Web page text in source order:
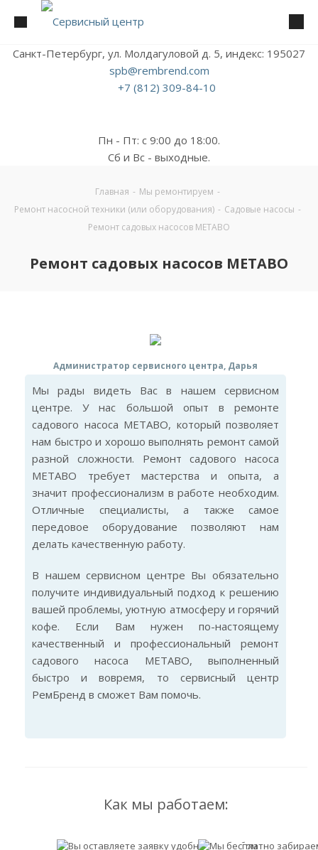
Санкт-Петербург, ул. Молдагуловой д. 5, индекс: 195027
spb@rembrend.com
+7 (812) 309-84-10
Пн - Пт: с 9:00 до 18:00.
Сб и Вс - выходные.
Главная - Мы ремонтируем -
Ремонт насосной техники (или оборудования) - Садовые насосы -
Ремонт садовых насосов METABO
Ремонт садовых насосов METABO
Администратор сервисного центра, Дарья
Мы рады видеть Вас в нашем сервисном
центре. У нас большой опыт в ремонте
садового насоса METABO, который позволяет
нам быстро и хорошо выполнять ремонт самой
разной сложности. Ремонт садового насоса
METABO требует мастерства и опыта, а
значит профессионализм в работе необходим.
Отличные специалисты, а также самое
передовое оборудование позволяют нам
делать качественную работу.
В нашем сервисном центре Вы обязательно
получите индивидуальный подход к решению
вашей проблемы, уютную атмосферу и горячий
кофе. Если Вам нужен по-настоящему
качественный и профессиональный ремонт
садового насоса METABO, выполненный
быстро и вовремя, то сервисный центр
РемБренд в сможет Вам помочь.
Как мы работаем: